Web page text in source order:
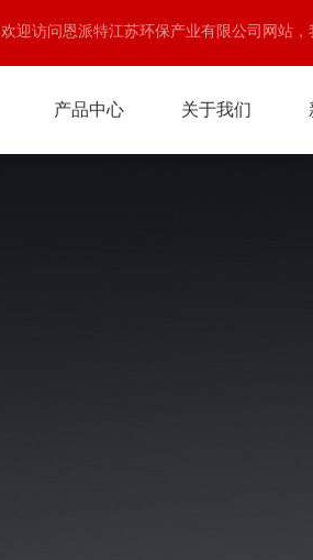
欢迎访问恩派特江苏环保产业有限公司网站，
产品中心 关于我们